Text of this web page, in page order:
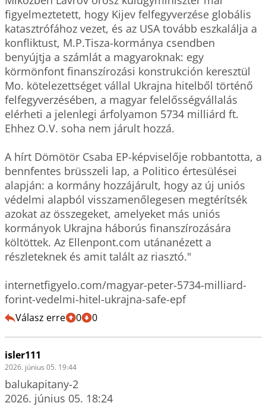
figyelmeztetett, hogy Kijev felfegyverzése globális
katasztrófához vezet, és az USA tovább eszkalálja a
konfliktust, M.P.Tisza-kormánya csendben
benyújtja a számlát a magyaroknak: egy
körmönfont finanszírozási konstrukción keresztül
Mo. kötelezettséget vállal Ukrajna hitelből történő
felfegyverzésében, a magyar felelősségvállalás
elérheti a jelenlegi árfolyamon 5734 milliárd ft.
Ehhez O.V. soha nem járult hozzá.
A hírt Dömötör Csaba EP-képviselője robbantotta, a
bennfentes brüsszeli lap, a Politico értesülései
alapján: a kormány hozzájárult, hogy az új uniós
védelmi alapból visszamenőlegesen megtérítsék
azokat az összegeket, amelyeket más uniós
kormányok Ukrajna háborús finanszírozására
költöttek. Az Ellenpont.com utánanézett a
részleteknek és amit talált az riasztó."
internetfigyelo.com/magyar-peter-5734-milliard-
forint-vedelmi-hitel-ukrajna-safe-epf
Válasz erre 0 0
isler111
2026. június 05. 19:44
balukapitany-2
2026. június 05. 18:24